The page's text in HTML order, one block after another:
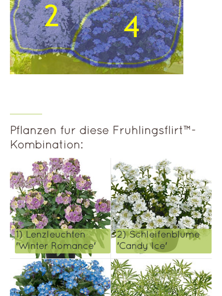
Pflanzen für diese Frühlingsflirt™-
Kombination:
1) Lenzleuchten
'Winter Romance'
2) Schleifenblume
'Candy Ice'